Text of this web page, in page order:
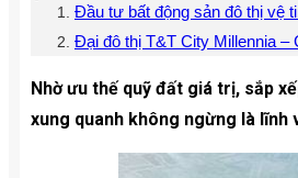
Đầu tư bất động sản đô thị vệ
Đại đô thị T&T City Millennia
Nhờ ưu thế quỹ đất giá trị, sắp
xung quanh không ngừng là